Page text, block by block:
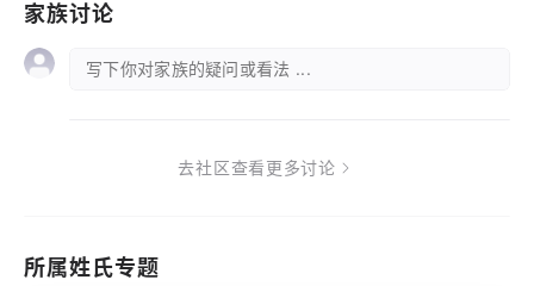
家族讨论
写下你对家族的疑问或看法 ...
去社区查看更多讨论
所属姓氏专题